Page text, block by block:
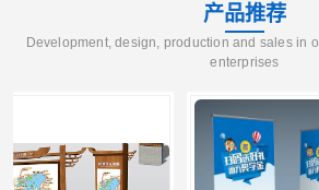
产品推荐
Development, design, production and sales in
enterprises